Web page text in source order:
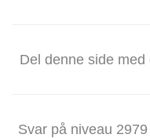
Del denne side
Svar på niveau